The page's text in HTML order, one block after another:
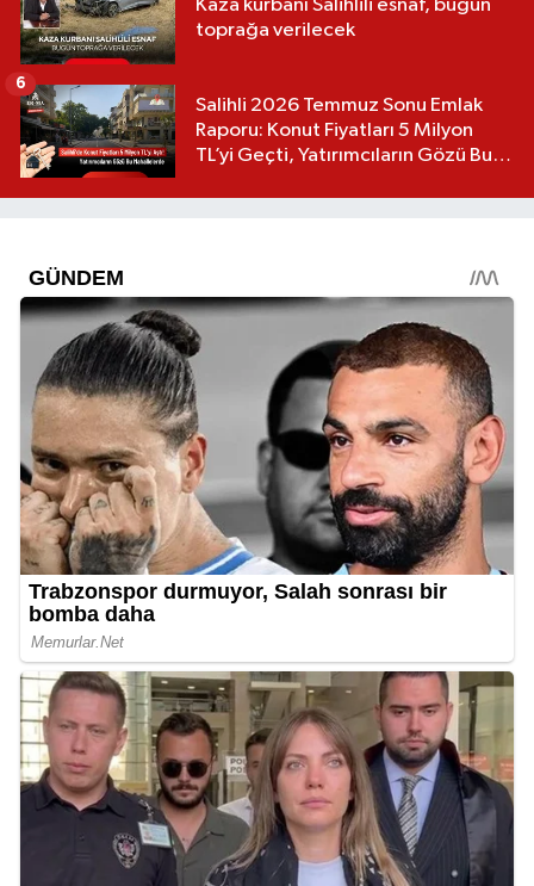
Kaza kurbanı Salihlili esnaf, bugün
toprağa verilecek
Salihli 2026 Temmuz Sonu Emlak
Raporu: Konut Fiyatları 5 Milyon
TL’yi Geçti, Yatırımcıların Gözü Bu
6